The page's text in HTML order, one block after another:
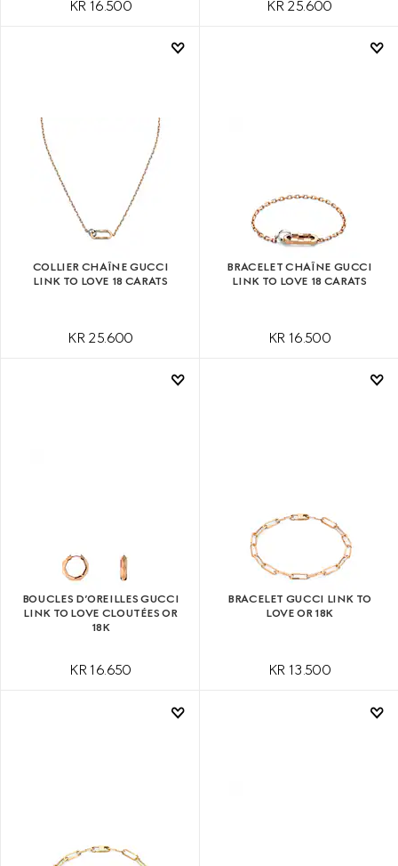
KR 16.500 KR 25.600
COLLIER CHAÎNE GUCCI
LINK TO LOVE 18 CARATS
KR 25.600
BRACELET CHAÎNE GUCCI
LINK TO LOVE 18 CARATS
KR 16.500
BOUCLES D’OREILLES GUCCI
LINK TO LOVE CLOUTÉES OR
18K
KR 16.650
BRACELET GUCCI LINK TO
LOVE OR 18K
KR 13.500